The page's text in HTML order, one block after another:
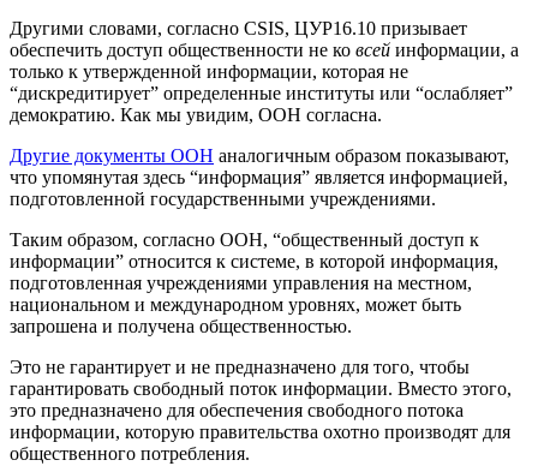
Другими словами, согласно CSIS, ЦУР16.10 призывает
обеспечить доступ общественности не ко всей информации, а
только к утвержденной информации, которая не
“дискредитирует” определенные институты или “ослабляет”
демократию. Как мы увидим, ООН согласна.
Другие документы ООН аналогичным образом показывают,
что упомянутая здесь “информация” является информацией,
подготовленной государственными учреждениями.
Таким образом, согласно ООН, “общественный доступ к
информации” относится к системе, в которой информация,
подготовленная учреждениями управления на местном,
национальном и международном уровнях, может быть
запрошена и получена общественностью.
Это не гарантирует и не предназначено для того, чтобы
гарантировать свободный поток информации. Вместо этого,
это предназначено для обеспечения свободного потока
информации, которую правительства охотно производят для
общественного потребления.